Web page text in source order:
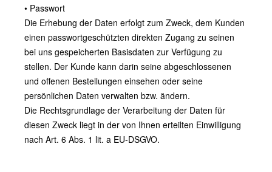
• Passwort
Die Erhebung der Daten erfolgt zum Zweck, dem Kunden
einen passwortgeschützten direkten Zugang zu seinen
bei uns gespeicherten Basisdaten zur Verfügung zu
stellen. Der Kunde kann darin seine abgeschlossenen
und offenen Bestellungen einsehen oder seine
persönlichen Daten verwalten bzw. ändern.
Die Rechtsgrundlage der Verarbeitung der Daten für
diesen Zweck liegt in der von Ihnen erteilten Einwilligung
nach Art. 6 Abs. 1 lit. a EU-DSGVO.